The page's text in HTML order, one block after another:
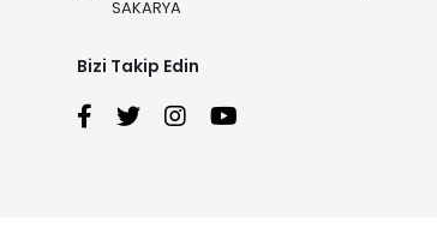
SAKARYA
Bizi Takip Edin